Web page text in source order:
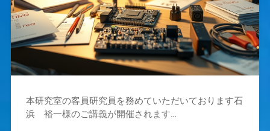
本研究室の客員研究員を務めていただいております石
浜 裕一様のご講義が開催されます…